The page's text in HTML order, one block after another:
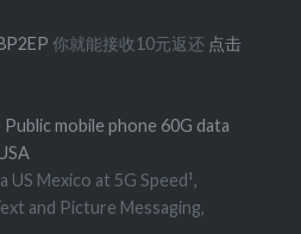
你就能接收10元返还 点击
mobile phone 60G data
US Mexico at 5G Speed¹,
and Picture Messaging,